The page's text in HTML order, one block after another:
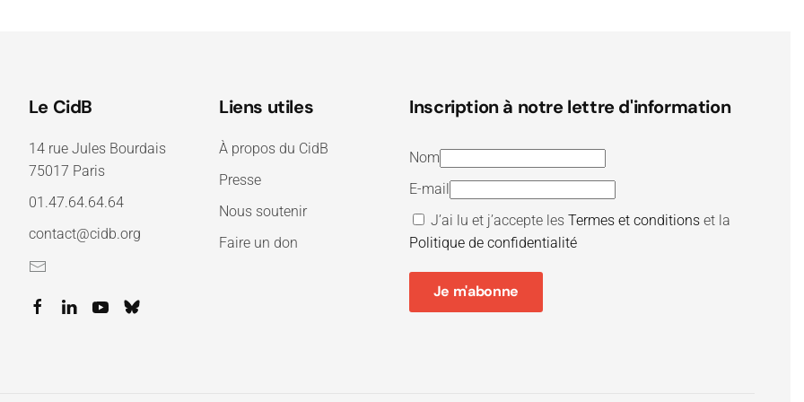
Le CidB
14 rue Jules Bourdais
75017 Paris
01.47.64.64.64
contact@cidb.org
Liens utiles
À propos du CidB
Presse
Nous soutenir
Faire un don
Inscription à notre lettre d'information
Nom
E-mail
J’ai lu et j’accepte lesTermes et conditions et la
Politique de confidentialité
Je m'abonne